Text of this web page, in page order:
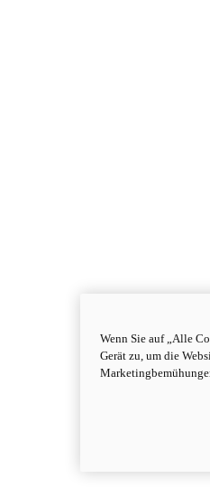
Wenn Sie auf „Alle
Gerät zu, um die